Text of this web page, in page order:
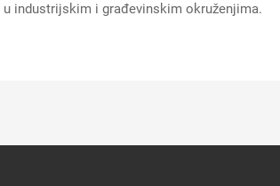
industrijskim i građevinskim okruženjima.